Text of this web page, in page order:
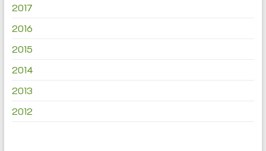
2017
2016
2015
2014
2013
2012